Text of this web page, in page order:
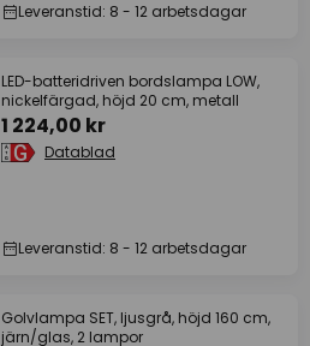
Leveranstid: 8 - 12 arbetsdagar
LED-batteridriven bordslampa LOW,
nickelfärgad, höjd 20 cm, metall
1 224,00 kr
Datablad
Leveranstid: 8 - 12 arbetsdagar
Golvlampa SET, ljusgrå, höjd 160 cm,
järn/glas, 2 lampor